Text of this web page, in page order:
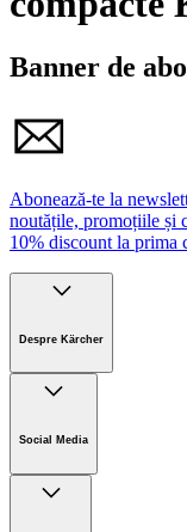
Banner de
Abonează-te la
noutățile, promoțiile și
10% discount la prima
Despre Kärcher
Sustenabilitate
Noutati
Social Media